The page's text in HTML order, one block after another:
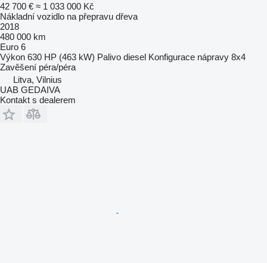
42 700 € ≈ 1 033 000 Kč
Nákladní vozidlo na přepravu dřeva
2018
480 000 km
Euro 6
Výkon 630 HP (463 kW) Palivo diesel Konfigurace nápravy 8x4
Zavěšení péra/péra
Litva, Vilnius
UAB GEDAIVA
Kontakt s dealerem